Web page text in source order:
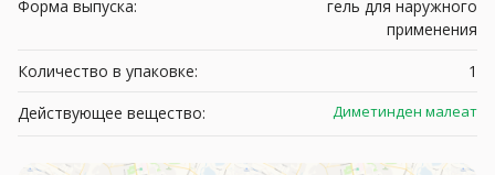
Форма выпуска:
гель для наружного
применения
Количество в упаковке:
1
Действующее вещество:
Диметинден малеат